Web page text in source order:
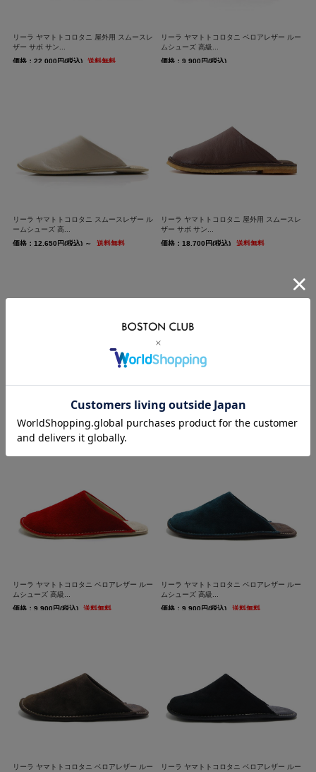
リーラ ヤマトトコロタニ 屋外用 スムースレ
ザー サボ サン...
価格：22,000円(税込)
送料無料
リーラ ヤマトトコロタニ ベロアレザー ルー
ムシューズ 高級...
価格：9,900円(税込)
リーラ ヤマトトコロタニ スムースレザー ル
ームシューズ 高...
価格：12,650円(税込) ～ 送料無料
リーラ ヤマトトコロタニ 屋外用 スムースレ
ザー サボ サン...
価格：18,700円(税込)
送料無料
リーラ ヤマトトコロタニ 屋外用 スムースレ
価格：18,700円(税込) 送料無料
リーラ ヤマトトコロタニ 屋外用 スムースレ
ザー サボ サン...
価格：18,700円(税込)
送料無料
リーラ ヤマトトコロタニ ベロアレザー ルー
ムシューズ 高級...
価格：9,900円(税込)
送料無料
リーラ ヤマトトコロタニ ベロアレザー ルー
ムシューズ 高級...
価格：9,900円(税込)
送料無料
リーラ ヤマトトコロタニ ベロアレザー ルー
リーラ ヤマトトコロタニ ベロアレザー ルー